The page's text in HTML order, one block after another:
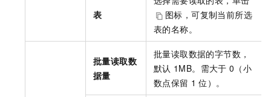
表
图标，可复制当前所选
表的名称。
批量读取数
据量
批量读取数据的字节数，
默认 1MB。需大于 0（小
数点保留 1 位）。